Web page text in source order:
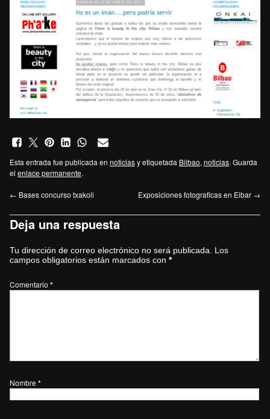
Esta entrada fue publicada en noticiasy etiquetada Bilbao, noticias. Guarda
el enlace permanente.
← Bases concurso txakoli Exposiciones fotograficas en Eibar →
Deja una respuesta
Tu dirección de correo electrónico no será publicada.
Los
campos obligatorios están marcados con *
Comentario *
Nombre *